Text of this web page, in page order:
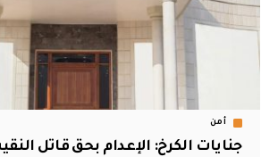
أمن
جنايات الكرخ: الإعدام بحق قاتل